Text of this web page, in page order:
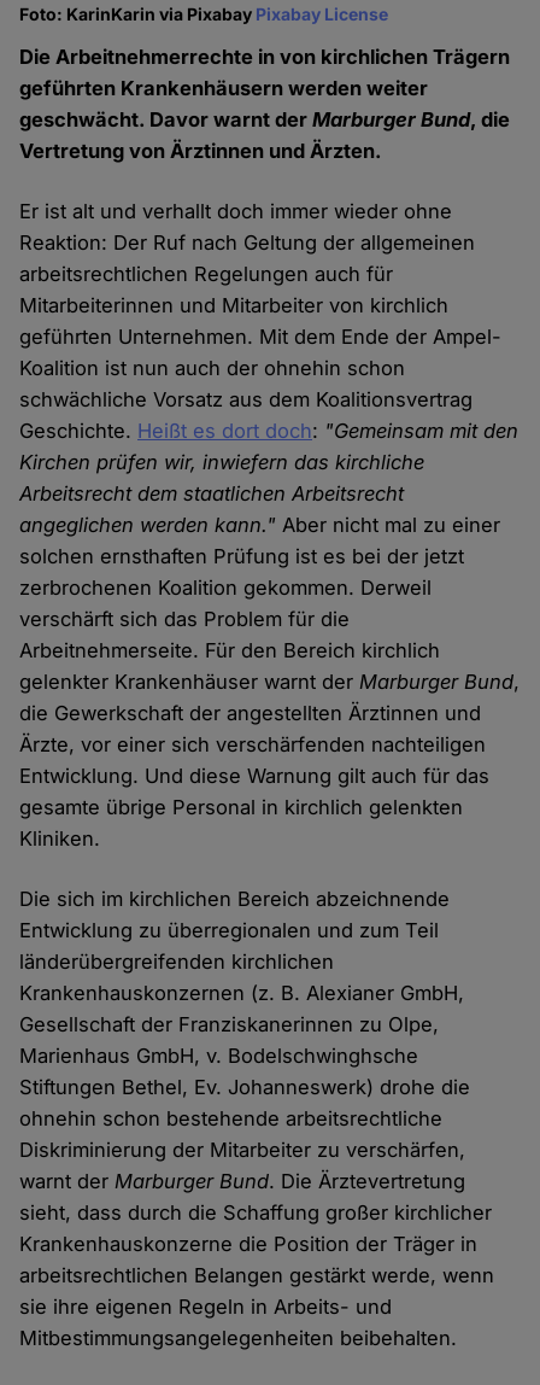
Foto: KarinKarin via Pixabay Pixabay License
Die Arbeitnehmerrechte in von kirchlichen Trägern
geführten Krankenhäusern werden weiter
geschwächt. Davor warnt derMarburger Bund, die
Vertretung von Ärztinnen und Ärzten.
Er ist alt und verhallt doch immer wieder ohne
Reaktion: Der Ruf nach Geltung der allgemeinen
arbeitsrechtlichen Regelungen auch für
Mitarbeiterinnen und Mitarbeiter von kirchlich
geführten Unternehmen. Mit dem Ende der Ampel-
Koalition ist nun auch der ohnehin schon
schwächliche Vorsatz aus dem Koalitionsvertrag
Geschichte. Heißt es dort doch: "Gemeinsam mit den
Kirchen prüfen wir, inwiefern das kirchliche
Arbeitsrecht dem staatlichen Arbeitsrecht
angeglichen werden kann." Aber nicht mal zu einer
solchen ernsthaften Prüfung ist es bei der jetzt
zerbrochenen Koalition gekommen. Derweil
verschärft sich das Problem für die
Arbeitnehmerseite. Für den Bereich kirchlich
gelenkter Krankenhäuser warnt derMarburger Bund,
die Gewerkschaft der angestellten Ärztinnen und
Ärzte, vor einer sich verschärfenden nachteiligen
Entwicklung. Und diese Warnung gilt auch für das
gesamte übrige Personal in kirchlich gelenkten
Kliniken.
Die sich im kirchlichen Bereich abzeichnende
Entwicklung zu überregionalen und zum Teil
länderübergreifenden kirchlichen
Krankenhauskonzernen (z. B. Alexianer GmbH,
Gesellschaft der Franziskanerinnen zu Olpe,
Marienhaus GmbH, v. Bodelschwinghsche
Stiftungen Bethel, Ev. Johanneswerk) drohe die
ohnehin schon bestehende arbeitsrechtliche
Diskriminierung der Mitarbeiter zu verschärfen,
warnt derMarburger Bund. Die Ärztevertretung
sieht, dass durch die Schaffung großer kirchlicher
Krankenhauskonzerne die Position der Träger in
arbeitsrechtlichen Belangen gestärkt werde, wenn
sie ihre eigenen Regeln in Arbeits- und
Mitbestimmungsangelegenheiten beibehalten.